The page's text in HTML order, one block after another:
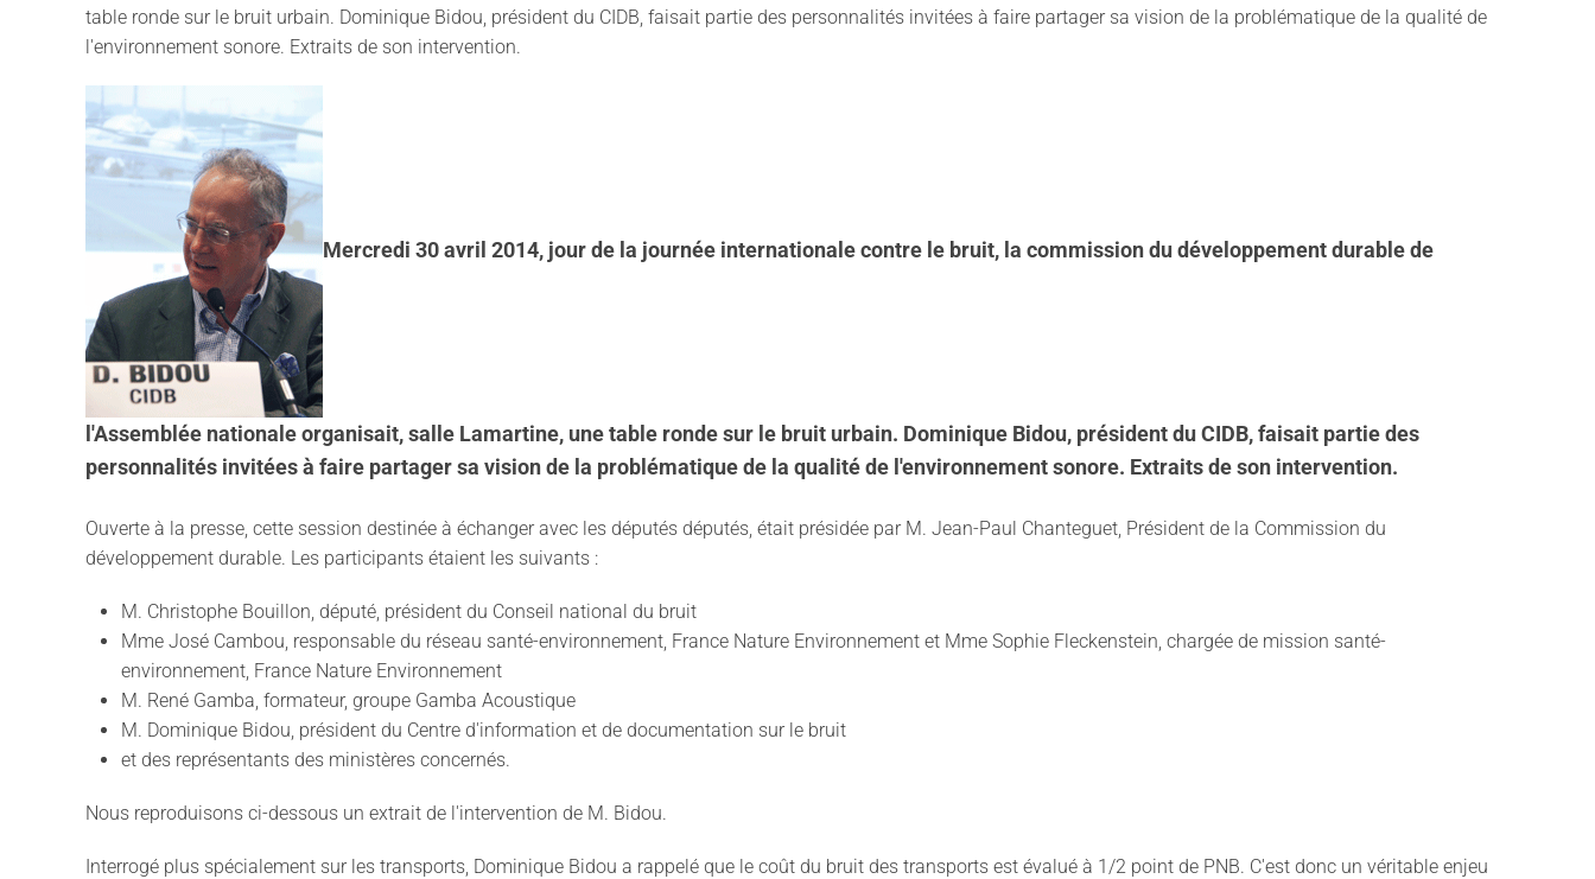
table ronde sur le bruit urbain. Dominique Bidou, président du CIDB, faisait partie des personnalités invitées à faire partager sa vision de la problématique de la qualité de
l'environnement sonore. Extraits de son intervention.
Mercredi 30 avril 2014, jour de la journée internationale contre le bruit, la commission du développement durable de
l'Assemblée nationale organisait, salle Lamartine, une table ronde sur le bruit urbain. Dominique Bidou, président du CIDB, faisait partie des
personnalités invitées à faire partager sa vision de la problématique de la qualité de l'environnement sonore. Extraits de son intervention.
Ouverte à la presse, cette session destinée à échanger avec les députés députés, était présidée par M. Jean-Paul Chanteguet, Président de la Commission du
développement durable. Les participants étaient les suivants :
M. Christophe Bouillon, député, président du Conseil national du bruit
Mme José Cambou, responsable du réseau santé-environnement, France Nature Environnement et Mme Sophie Fleckenstein, chargée de mission santé-
environnement, France Nature Environnement
M. René Gamba, formateur, groupe Gamba Acoustique
M. Dominique Bidou, président du Centre d'information et de documentation sur le bruit
et des représentants des ministères concernés.
Nous reproduisons ci-dessous un extrait de l'intervention de M. Bidou.
Interrogé plus spécialement sur les transports, Dominique Bidou a rappelé que le coût du bruit des transports est évalué à 1/2 point de PNB. C'est donc un véritable enjeu